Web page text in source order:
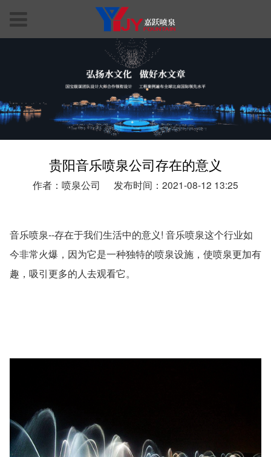
贵阳音乐喷泉公司存在的意义
作者：喷泉公司 发布时间：2021-08-12 13:25
音乐喷泉--存在于我们生活中的意义! 音乐喷泉这个行业如
今非常火爆，因为它是一种独特的喷泉设施，使喷泉更加有
趣，吸引更多的人去观看它。